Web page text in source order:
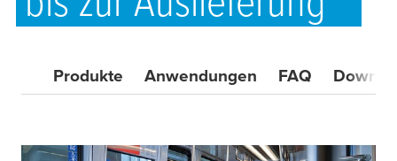
Produkte Anwendungen FAQ